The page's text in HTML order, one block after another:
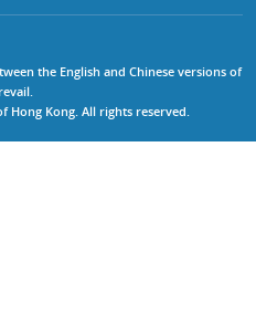
the English and Chinese versions of
Hong Kong. All rights reserved.